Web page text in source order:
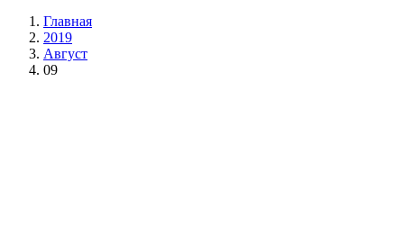
Главная
2019
Август
09